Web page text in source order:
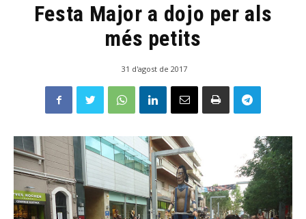
Festa Major a dojo per als
més petits
31 d'agost de 2017